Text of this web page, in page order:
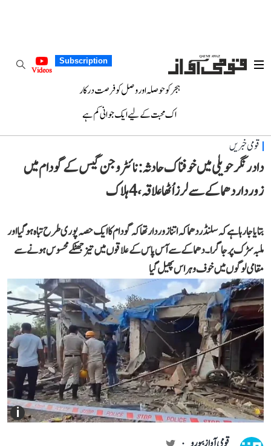
Subscription
Videos
ہجر کو حوصلہ اور وصل کو فرصت درکار
اک محبت کے لیے ایک جوانی کم ہے
قومی خبریں
دادر نگر حویلی میں خوفناک حادثہ: نائٹروجن گیس کے گودام میں
زوردار دھماکے سے لرز اُٹھا علاقہ، 4 ہلاک
بتایا جارہا ہے کہ سلنڈردھماکہ اتنا زور دار تھا کہ گودام کا ایک حصہ پوری طرح تباہ ہوگیا اور
ملبہ سڑک پر جا گرا۔ دھماکے سے آس پاس کے علاقوں میں تیز جھٹکے محسوس ہونے سے
مقامی لوگوں میں خوف وہراس پھیل گیا
i